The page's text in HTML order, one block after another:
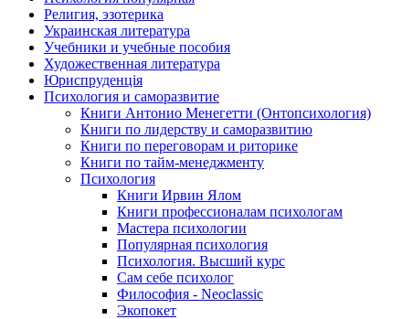
Религия, эзотерика
Украинская литература
Учебники и учебные пособия
Художественная литература
Юриспруденція
Психология и саморазвитие
Книги Антонио Менегетти (Онтопсихология)
Книги по лидерству и саморазвитию
Книги по переговорам и риторике
Книги по тайм-менеджменту
Психология
Книги Ирвин Ялом
Книги профессионалам психологам
Мастера психологии
Популярная психология
Психология. Высший курс
Сам себе психолог
Философия - Neoclassic
Экопокет